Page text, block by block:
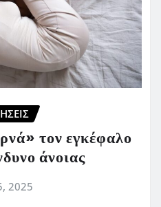
τον εγκέφαλο
άνοιας
2025